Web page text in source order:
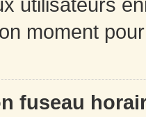
moment
fuseau